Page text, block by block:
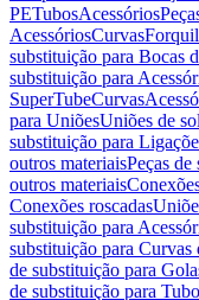
PETubosAcessórios
AcessóriosCurvas
substituição para Bocas
substituição para
SuperTubeCurvas
para UniõesUniões de
substituição para
outros materiaisPeças de
outros materiais
Conexões roscadas
substituição para
substituição para Curvas
de substituição para
de substituição para